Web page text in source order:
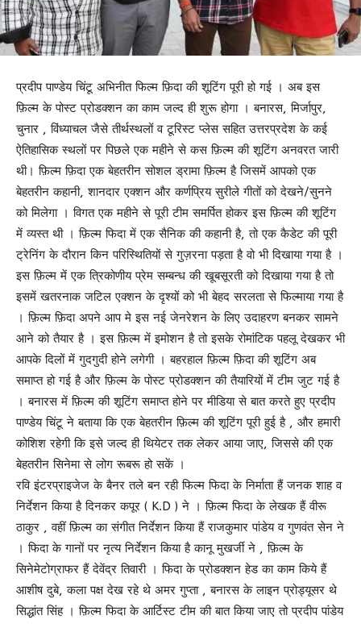
प्रदीप पाण्डेय चिंटू अभिनीत फिल्म फ़िदा की शूटिंग पूरी हो गई । अब इस
फ़िल्म के पोस्ट प्रोडक्शन का काम जल्द ही शुरू होगा । बनारस, मिर्जापुर,
चुनार , विंध्याचल जैसे तीर्थस्थलों व टूरिस्ट प्लेस सहित उत्तरप्रदेश के कई
ऐतिहासिक स्थलों पर पिछले एक महीने से कस फ़िल्म की शूटिंग अनवरत जारी
थी। फ़िल्म फ़िदा एक बेहतरीन सोशल ड्रामा फ़िल्म है जिसमें आपको एक
बेहतरीन कहानी, शानदार एक्शन और कर्णप्रिय सुरीले गीतों को देखने/सुनने
को मिलेगा । विगत एक महीने से पूरी टीम समर्पित होकर इस फ़िल्म की शूटिंग
में व्यस्त थी । फ़िल्म फिदा में एक सैनिक की कहानी है, तो एक कैडेट की पूरी
ट्रेनिंग के दौरान किन परिस्थितियों से गुज़रना पड़ता है वो भी दिखाया गया है ।
इस फ़िल्म में एक त्रिकोणीय प्रेम सम्बन्ध की खूबसूरती को दिखाया गया है तो
इसमें खतरनाक जटिल एक्शन के दृश्यों को भी बेहद सरलता से फिल्माया गया है
। फ़िल्म फ़िदा अपने आप मे इस नई जेनरेशन के लिए उदाहरण बनकर सामने
आने को तैयार है । इस फ़िल्म में इमोशन है तो इसके रोमांटिक पहलू देखकर भी
आपके दिलों में गुदगुदी होने लगेगी । बहरहाल फ़िल्म फ़िदा की शूटिंग अब
समाप्त हो गई है और फ़िल्म के पोस्ट प्रोडक्शन की तैयारियों में टीम जुट गई है
। बनारस में फ़िल्म की शूटिंग समाप्त होने पर मीडिया से बात करते हुए प्रदीप
पाण्डेय चिंटू ने बताया कि एक बेहतरीन फ़िल्म की शूटिंग पूरी हुई है , और हमारी
कोशिश रहेगी कि इसे जल्द ही थियेटर तक लेकर आया जाए, जिससे की एक
बेहतरीन सिनेमा से लोग रूबरू हो सकें ।
रवि इंटरप्राइजेज के बैनर तले बन रही फिल्म फिदा के निर्माता हैं जनक शाह व
निर्देशन किया है दिनकर कपूर ( K.D ) ने । फ़िल्म फिदा के लेखक हैं वीरू
ठाकुर , वहीं फ़िल्म का संगीत निर्देशन किया हैं राजकुमार पांडेय व गुणवंत सेन ने
। फिदा के गानों पर नृत्य निर्देशन किया है कानू मुखर्जी ने , फ़िल्म के
सिनेमेटोग्राफर हैं देवेंद्र तिवारी । फिदा के प्रोडक्शन हेड का काम किये हैं
आशीष दुबे, कला पक्ष देख रहे थे अमर गुप्ता , बनारस के लाइन प्रोड्यूसर थे
सिद्धांत सिंह । फ़िल्म फिदा के आर्टिस्ट टीम की बात किया जाए तो प्रदीप पांडेय